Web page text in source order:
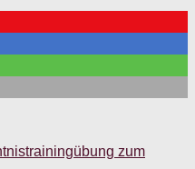
zum